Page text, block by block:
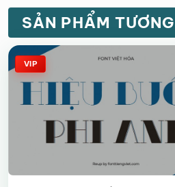
SẢN PHẨM
VIP